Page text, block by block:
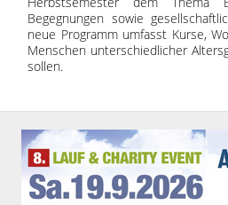
Begegnungen sowie
neue Programm umfasst Kurse,
Menschen unterschiedlicher
sollen.